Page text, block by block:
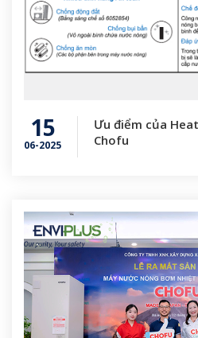
15
06-2025
Ưu điểm của
Chofu